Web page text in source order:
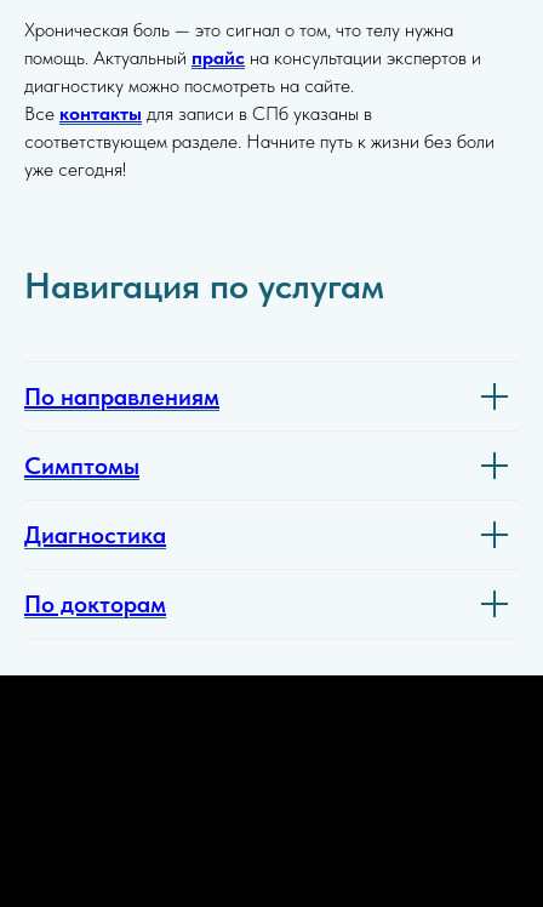
Хроническая боль — это сигнал о том, что телу нужна
помощь. Актуальный прайс на консультации экспертов и
диагностику можно посмотреть на сайте.
Все контакты для записи в СПб указаны в
соответствующем разделе. Начните путь к жизни без боли
уже сегодня!
Навигация по услугам
По направлениям
Симптомы
Диагностика
По докторам